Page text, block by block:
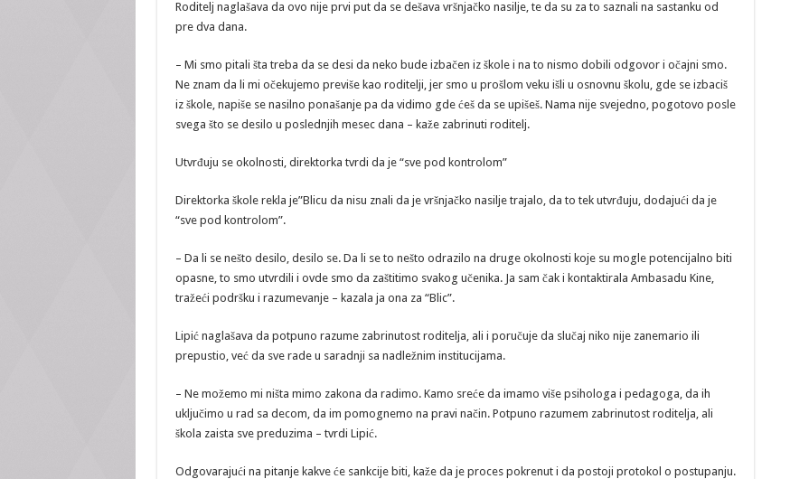
Roditelj naglašava da ovo nije prvi put da se dešava vršnjačko nasilje, te da su za to saznali na sastanku od
pre dva dana.
– Mi smo pitali šta treba da se desi da neko bude izbačen iz škole i na to nismo dobili odgovor i očajni smo.
Ne znam da li mi očekujemo previše kao roditelji, jer smo u prošlom veku išli u osnovnu školu, gde se izbaciš
iz škole, napiše se nasilno ponašanje pa da vidimo gde ćeš da se upišeš. Nama nije svejedno, pogotovo posle
svega što se desilo u poslednjih mesec dana – kaže zabrinuti roditelj.
Utvrđuju se okolnosti, direktorka tvrdi da je “sve pod kontrolom”
Direktorka škole rekla je”Blicu da nisu znali da je vršnjačko nasilje trajalo, da to tek utvrđuju, dodajući da je
“sve pod kontrolom”.
– Da li se nešto desilo, desilo se. Da li se to nešto odrazilo na druge okolnosti koje su mogle potencijalno biti
opasne, to smo utvrdili i ovde smo da zaštitimo svakog učenika. Ja sam čak i kontaktirala Ambasadu Kine,
tražeći podršku i razumevanje – kazala ja ona za “Blic”.
Lipić naglašava da potpuno razume zabrinutost roditelja, ali i poručuje da slučaj niko nije zanemario ili
prepustio, već da sve rade u saradnji sa nadležnim institucijama.
– Ne možemo mi ništa mimo zakona da radimo. Kamo sreće da imamo više psihologa i pedagoga, da ih
uključimo u rad sa decom, da im pomognemo na pravi način. Potpuno razumem zabrinutost roditelja, ali
škola zaista sve preduzima – tvrdi Lipić.
Odgovarajući na pitanje kakve će sankcije biti, kaže da je proces pokrenut i da postoji protokol o postupanju.